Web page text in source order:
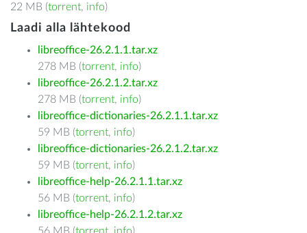
22 MB (torrent, info)
Laadi alla lähtekood
libreoffice-26.2.1.1.tar.xz
278 MB (torrent, info)
libreoffice-26.2.1.2.tar.xz
278 MB (torrent, info)
libreoffice-dictionaries-26.2.1.1.tar.xz
59 MB (torrent, info)
libreoffice-dictionaries-26.2.1.2.tar.xz
59 MB (torrent, info)
libreoffice-help-26.2.1.1.tar.xz
56 MB (torrent, info)
libreoffice-help-26.2.1.2.tar.xz